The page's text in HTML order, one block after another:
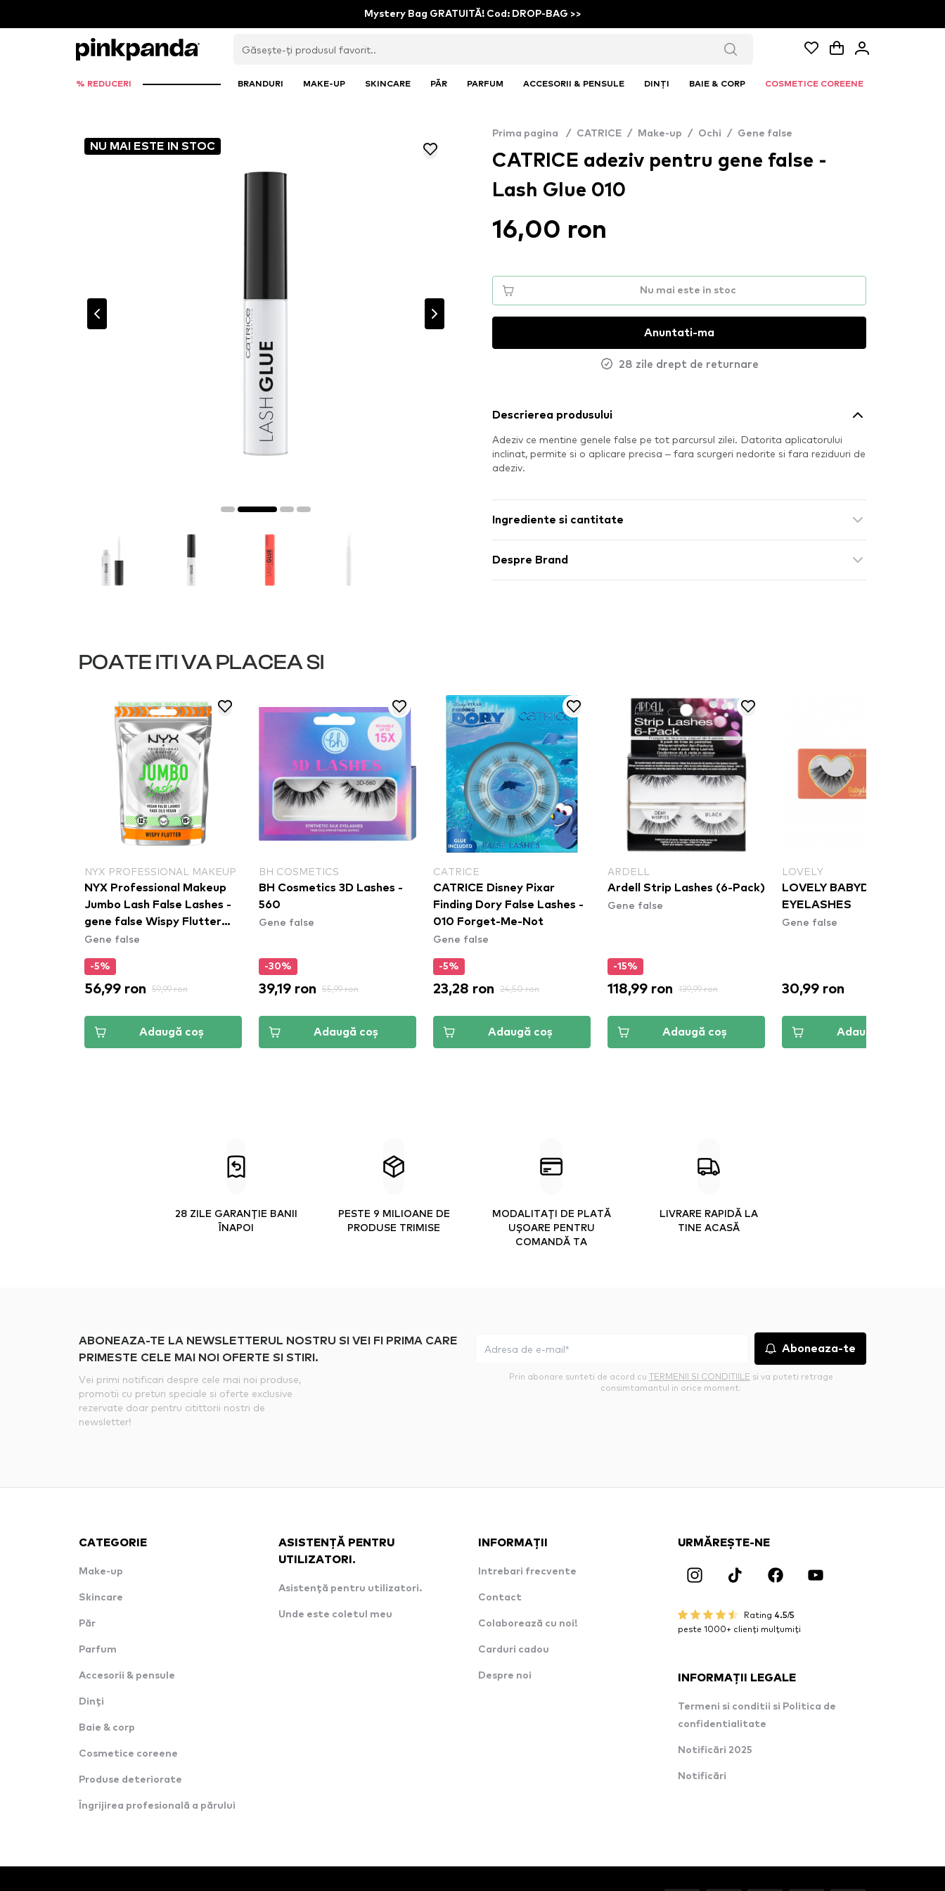
Mystery Bag GRATUITĂ! Cod: DROP-BAG >>
% REDUCERI BRANDURI MAKE-UP SKINCARE PĂR PARFUM ACCESORII & PENSULE DINȚI BAIE & CORP COSMETICE COREENE
NU MAI ESTE IN STOC
Prima pagina / CATRICE / Make-up / Ochi / Gene false
CATRICE adeziv pentru gene false -
Lash Glue 010
16,00 ron
Nu mai este in stoc
Anuntati-ma
28 zile drept de returnare
Descrierea produsului
Adeziv ce mentine genele false pe tot parcursul zilei. Datorita aplicatorului
inclinat, permite si o aplicare precisa – fara scurgeri nedorite si fara reziduuri de
adeziv.
Ingrediente si cantitate
Despre Brand
POATE ITI VA PLACEA SI
NYX PROFESSIONAL MAKEUP
NYX Professional Makeup
Jumbo Lash False Lashes -
gene false Wispy Flutter
(LGLA03)
Gene false
-5%
56,99 ron 59,99 ron
Adaugă coș
BH COSMETICS
BH Cosmetics 3D Lashes -
560
Gene false
-30%
39,19 ron 55,99 ron
Adaugă coș
CATRICE
CATRICE Disney Pixar
Finding Dory False Lashes -
010 Forget-Me-Not
Gene false
-5%
23,28 ron 24,50 ron
Adaugă coș
ARDELL
Ardell Strip Lashes (6-Pack)
Gene false
-15%
118,99 ron 139,99 ron
Adaugă coș
LOVELY
LOVELY BABYDOLL FALSE
EYELASHES
Gene false
30,99 ron
Adaugă coș
28 ZILE GARANȚIE BANII
ÎNAPOI
PESTE 9 MILIOANE DE
PRODUSE TRIMISE
MODALITAȚI DE PLATĂ
UȘOARE PENTRU
COMANDĂ TA
LIVRARE RAPIDĂ LA
TINE ACASĂ
ABONEAZA-TE LA NEWSLETTERUL NOSTRU SI VEI FI PRIMA CARE
PRIMESTE CELE MAI NOI OFERTE SI STIRI.
Vei primi notificari despre cele mai noi produse,
promotii cu preturi speciale si oferte exclusive
rezervate doar pentru citittorii nostri de
newsletter!
Aboneaza-te
Prin abonare sunteti de acord cu TERMENII SI CONDITIILE si va puteti retrage
consimtamantul in orice moment.
CATEGORIE
Make-up
Skincare
Păr
Parfum
Accesorii & pensule
Dinți
Baie & corp
Cosmetice coreene
Produse deteriorate
Îngrijirea profesională a părului
ASISTENȚĂ PENTRU
UTILIZATORI.
Asistență pentru utilizatori.
Unde este coletul meu
INFORMAȚII
Intrebari frecvente
Contact
Colaborează cu noi!
Carduri cadou
Despre noi
URMĂREȘTE-NE
Rating 4.5/5
peste 1000+ clienți mulțumiți
INFORMAȚII LEGALE
Termeni si conditii si Politica de
confidentialitate
Notificări 2025
Notificări